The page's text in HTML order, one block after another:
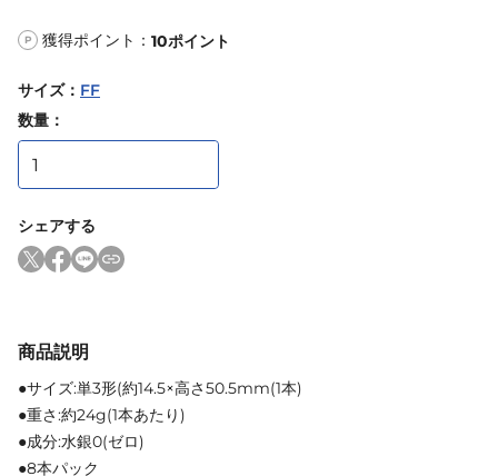
P 獲得ポイント： 10ポイント
サイズ： FF
数量：
シェアする
商品説明
●サイズ:単3形(約14.5×高さ50.5mm(1本)
●重さ:約24g(1本あたり)
●成分:水銀0(ゼロ)
●8本パック